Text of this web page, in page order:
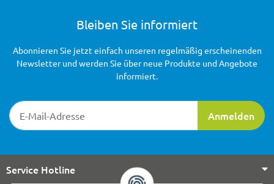
Bleiben Sie informiert
Newsletter-Registrierung
Anmelden
Abonnieren Sie jetzt einfach unseren regelmäßig erscheinenden
Newsletter und werden Sie über neue Produkte und Angebote
informiert.
Service Hotline